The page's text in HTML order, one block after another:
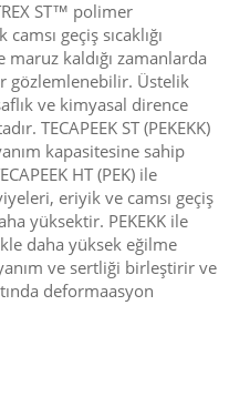
ST™ polimer
geçiş sıcaklığı
kaldığı zamanlarda
gözlemlenebilir. Üstelik
ve kimyasal dirence
TECAPEEK ST (PEKEKK)
kapasitesine sahip
HT (PEK) ile
eriyik ve camsı geçiş
yüksektir. PEKEKK ile
daha yüksek eğilme
ve sertliği birleştirir ve
deformaasyon